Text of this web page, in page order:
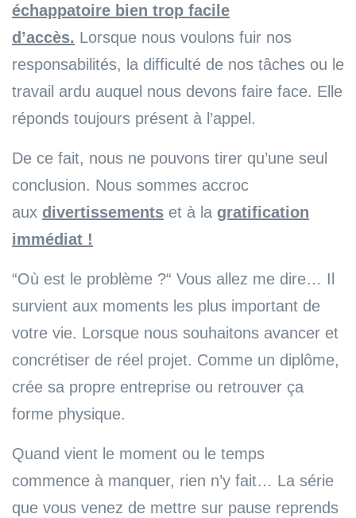
échappatoire bien trop facile
d’accès. Lorsque nous voulons fuir nos
responsabilités, la difficulté de nos tâches ou le
travail ardu auquel nous devons faire face. Elle
réponds toujours présent à l’appel.
De ce fait, nous ne pouvons tirer qu’une seul
conclusion. Nous sommes accroc
aux divertissements et à la gratification
immédiat !
“Où est le problème ?“ Vous allez me dire… Il
survient aux moments les plus important de
votre vie. Lorsque nous souhaitons avancer et
concrétiser de réel projet. Comme un diplôme,
crée sa propre entreprise ou retrouver ça
forme physique.
Quand vient le moment ou le temps
commence à manquer, rien n’y fait… La série
que vous venez de mettre sur pause reprends